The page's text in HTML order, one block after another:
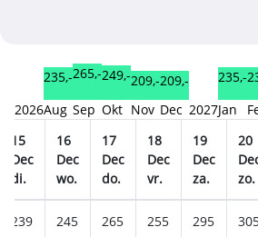
2026
235,-
Aug
265,-
Sep
249,-
Okt
209,-
Nov
209,-
Dec 2027
235,-
Jan
15
Dec
di.
16
Dec
wo.
17
Dec
do.
18
Dec
vr.
19
Dec
za.
20
zo.
239 245 265 255 295